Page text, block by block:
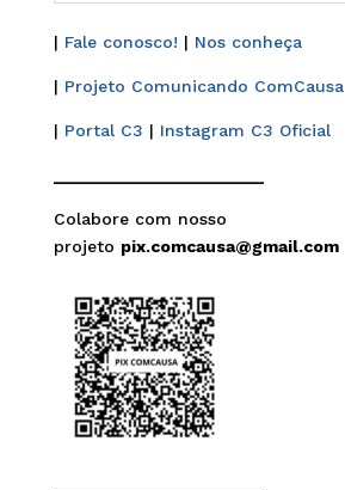
| Fale conosco! | Nos conheça
| Projeto Comunicando ComCausa
| Portal C3 | Instagram C3 Oficial
Colabore com nosso
projeto pix.comcausa@gmail.com